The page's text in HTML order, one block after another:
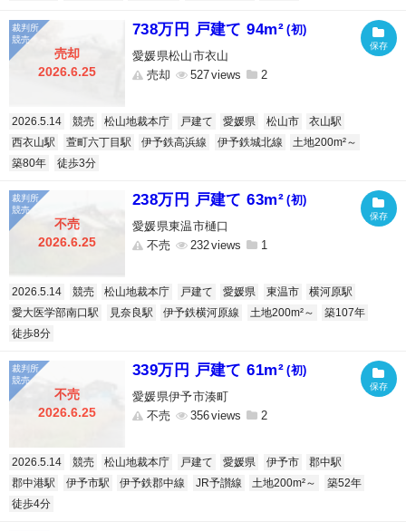
売却
2026.6.25
738万円 戸建て 94m² (初)
愛媛県松山市衣山
売却
527 2
2026.5.14 競売 松山地裁本庁 戸建て 愛媛県 松山市
衣山駅
西衣山駅
萱町六丁目駅 伊予鉄高浜線 伊予鉄城北線
土地200m²～
築80年
徒歩3分
不売
2026.6.25
238万円 戸建て 63m² (初)
愛媛県東温市樋口
不売
232 1
2026.5.14 競売 松山地裁本庁 戸建て 愛媛県 東温市
横河原駅
愛大医学部南口駅
見奈良駅 伊予鉄横河原線 土地200m²～
築107年
徒歩8分
不売
2026.6.25
339万円 戸建て 61m² (初)
愛媛県伊予市湊町
不売
356 2
2026.5.14 競売 松山地裁本庁 戸建て 愛媛県 伊予市
郡中駅
郡中港駅
伊予市駅 伊予鉄郡中線 JR予讃線 土地200m²～
築52年
徒歩4分